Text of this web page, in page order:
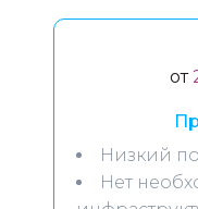
от
Низкий
Нет